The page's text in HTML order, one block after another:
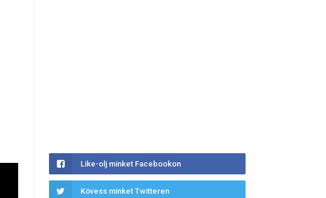
Like-olj minket Facebookon
Kövess minket Twitteren